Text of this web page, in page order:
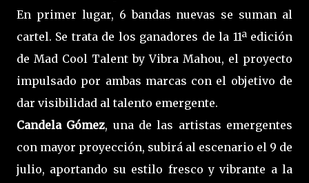
En primer lugar, 6 bandas nuevas se suman al
cartel. Se trata de los ganadores de la 11ª edición
de Mad Cool Talent by Vibra Mahou, el proyecto
impulsado por ambas marcas con el objetivo de
dar visibilidad al talento emergente.
Candela Gómez, una de las artistas emergentes
con mayor proyección, subirá al escenario el 9 de
julio, aportando su estilo fresco y vibrante a la